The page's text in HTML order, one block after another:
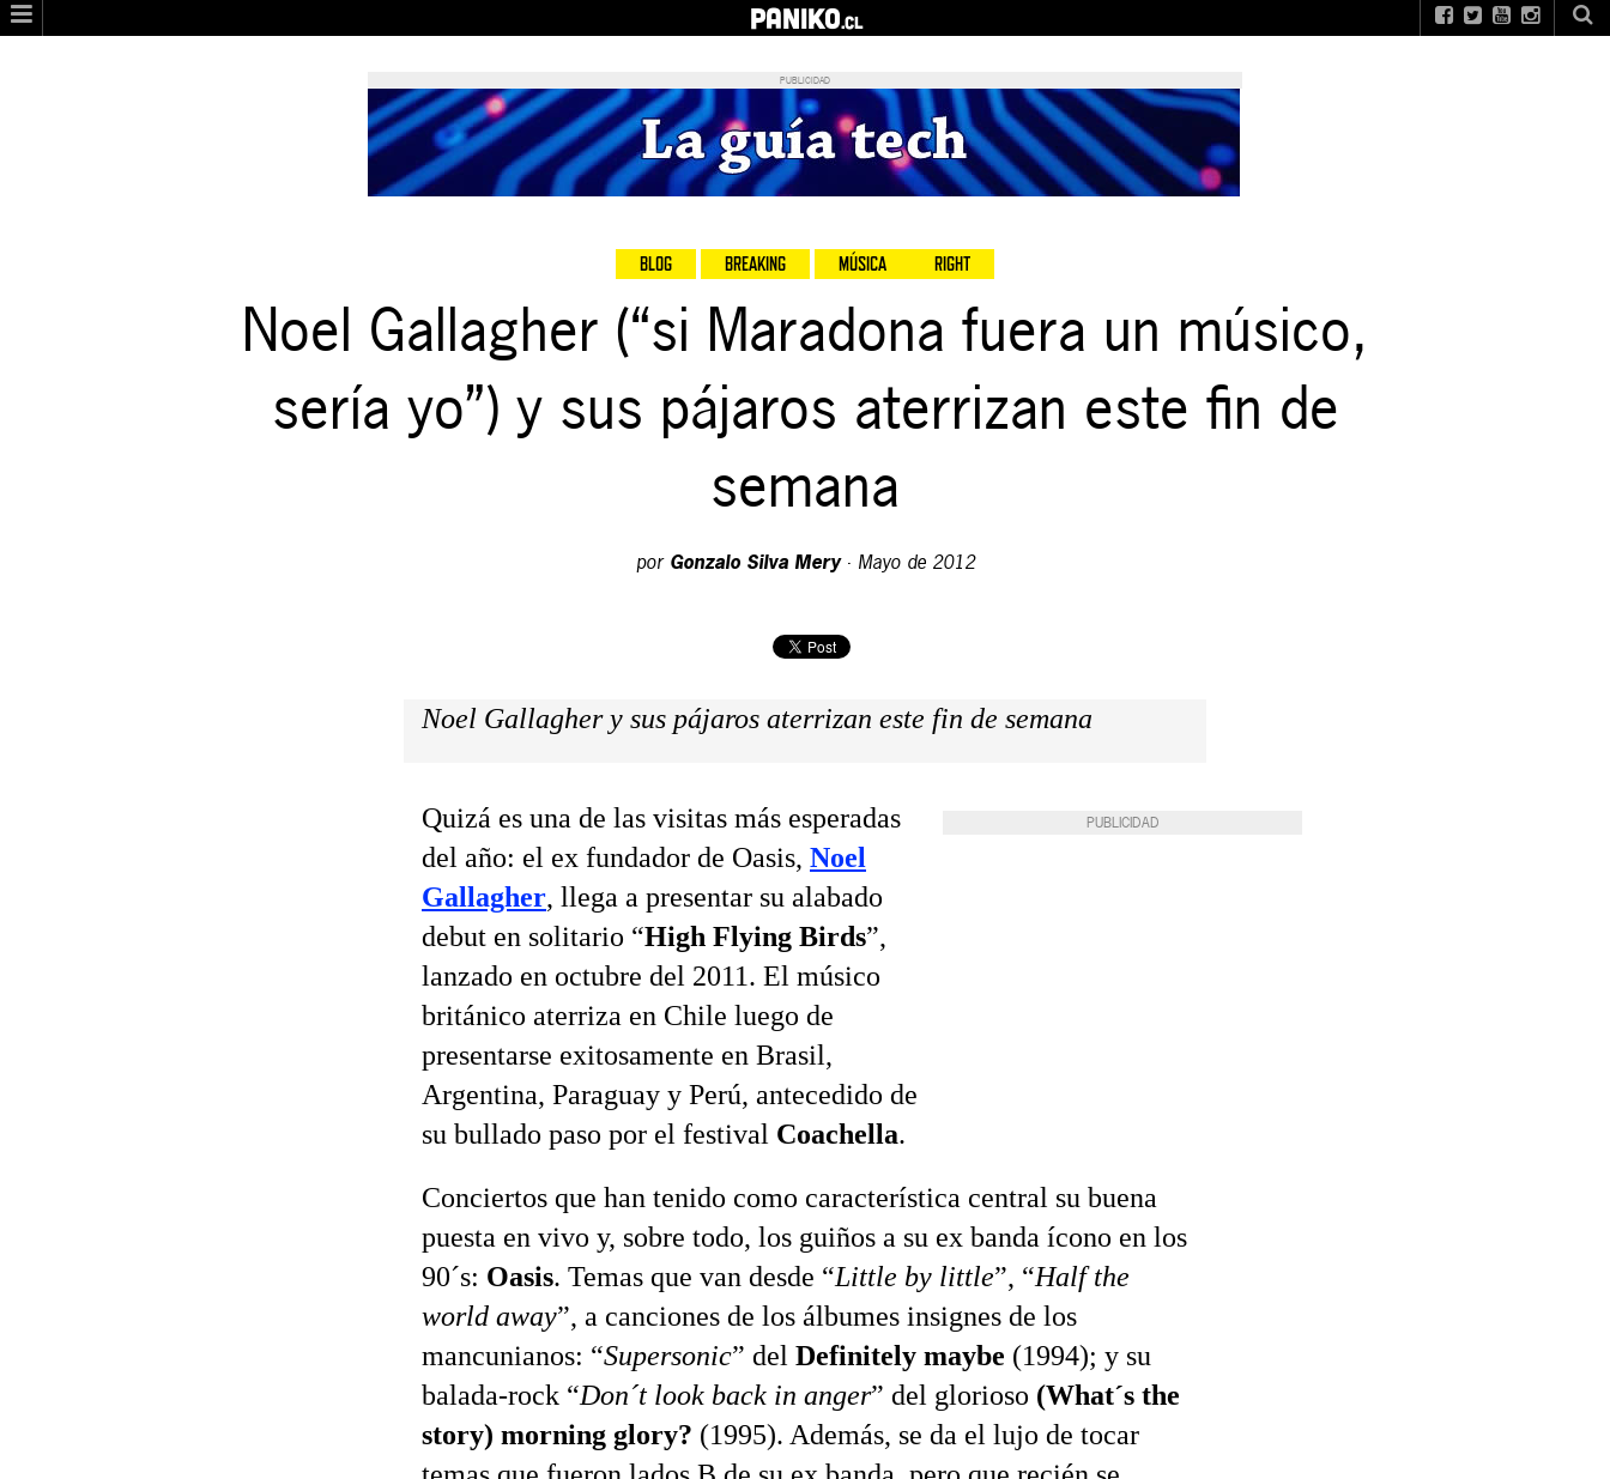
PANIKO.cl
PUBLICIDAD
BLOG BREAKING MÚSICA RIGHT
Noel Gallagher (“si Maradona fuera un músico,
sería yo”) y sus pájaros aterrizan este fin de
semana
por Gonzalo Silva Mery· Mayo de 2012
Noel Gallagher y sus pájaros aterrizan este fin de semana
PUBLICIDAD
Quizá es una de las visitas más esperadas
del año: el ex fundador de Oasis, Noel
Gallagher, llega a presentar su alabado
debut en solitario “High Flying Birds”,
lanzado en octubre del 2011. El músico
británico aterriza en Chile luego de
presentarse exitosamente en Brasil,
Argentina, Paraguay y Perú, antecedido de
su bullado paso por el festival Coachella.
Conciertos que han tenido como característica central su buena
puesta en vivo y, sobre todo, los guiños a su ex banda ícono en los
90´s: Oasis. Temas que van desde “Little by little”, “Half the
world away”, a canciones de los álbumes insignes de los
mancunianos: “Supersonic” del Definitely maybe (1994); y su
balada-rock “Don´t look back in anger” del glorioso (What´s the
story) morning glory? (1995). Además, se da el lujo de tocar